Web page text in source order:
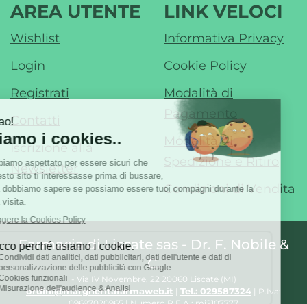
AREA UTENTE
Wishlist
Login
Registrati
Contatti
Iscrizione alla
Newsletter
LINK VELOCI
Informativa Privacy
Cookie Policy
Modalità di
Pagamento
Modalità di
Spedizione e Ritiro
Condizioni di Vendita
Farmacia di Liscate sas - Dr. F. Nobile &
C.
- Via IV Novembre, 22 20060 Liscate (MI)
ordini@margheritafarmaweb.it | Tel.: 029587324 | P.Iva: